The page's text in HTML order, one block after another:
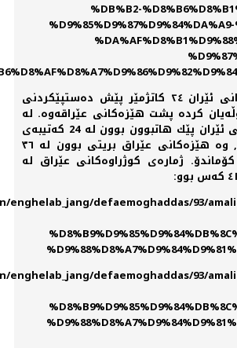
%DB%B2-
بەشێك لە هێزەكانی ئێران ٢٤ كاتژمێر پێش دەستپێكردنی
كردە پشت هێزەكانی عێراقەوە. لە
جەنگەكە هێزەكانی ئێران پێك هاتبوون بوون لە 24 كەتیبەی
پیادە و میكانیكی, وە هێزەكانی عێراق بریتی بوون لە ٣٦
ژمارەی كوژراوەكانی عێراق لە
enghelab_jang/defaemoghaddas/93/
enghelab_jang/defaemoghaddas/93/